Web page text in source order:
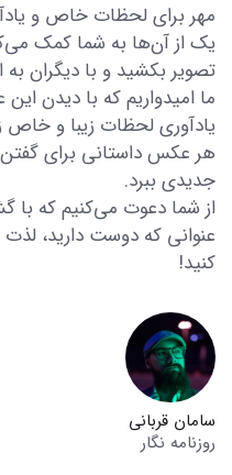
مهر برای لحظات خاص و
یک از آن‌ها به شما کمک
تصویر بکشید و با دیگران به
ما امیدواریم که با دیدن
یادآوری لحظات زیبا و خاص
هر عکس داستانی برای گفتن
جدیدی ببرد.
از شما دعوت می‌کنیم که با
عنوانی که دوست دارید، لذت
کنید!
سامان قربانی
روزنامه نگار